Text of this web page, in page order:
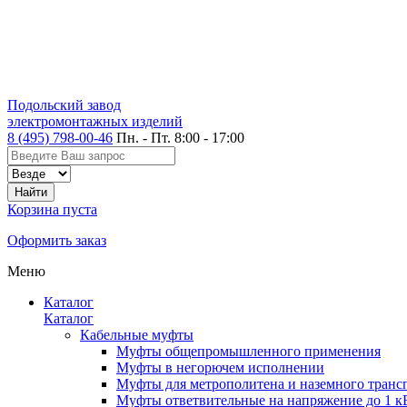
Подольский завод
электромонтажных изделий
8 (495) 798-00-46 Пн. - Пт. 8:00 - 17:00
Корзина пуста
Оформить заказ
Меню
Каталог
Каталог
Кабельные муфты
Муфты общепромышленного применения
Муфты в негорючем исполнении
Муфты для метрополитена и наземного
Муфты ответвительные на напряжение до 1